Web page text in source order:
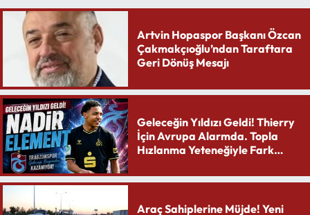
Artvin Hopaspor Başkanı Özcan
Çakmakçıoğlu’ndan Taraftara
Geri Dönüş Mesajı
Geleceğin Yıldızı Geldi! Thierry
İçin Avrupa Alarmda. Topla
Hızlanma Yeteneğiyle Fark
Araç Sahiplerine Müjde! Yeni